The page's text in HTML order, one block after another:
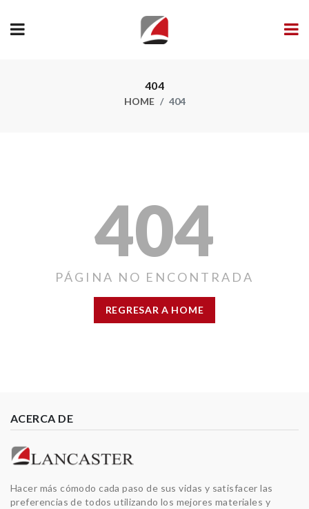
404
HOME 404
404
PÁGINA NO ENCONTRADA
REGRESAR A HOME
ACERCA DE
Hacer más cómodo cada paso de sus vidas y satisfacer las
preferencias de todos utilizando los mejores materiales y